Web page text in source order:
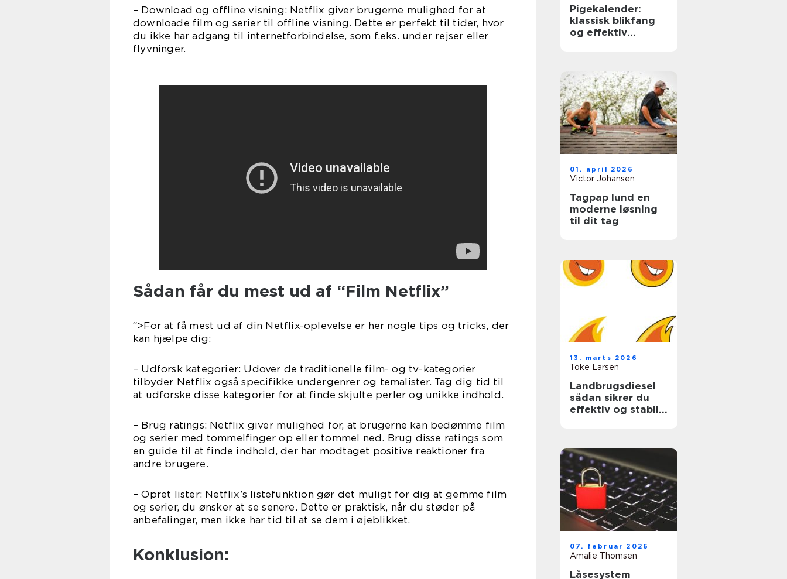
– Download og offline visning: Netflix giver brugerne mulighed for at
downloade film og serier til offline visning. Dette er perfekt til tider, hvor
du ikke har adgang til internetforbindelse, som f.eks. under rejser eller
flyvninger.
Sådan får du mest ud af “Film Netflix”
“>For at få mest ud af din Netflix-oplevelse er her nogle tips og tricks, der
kan hjælpe dig:
– Udforsk kategorier: Udover de traditionelle film- og tv-kategorier
tilbyder Netflix også specifikke undergenrer og temalister. Tag dig tid til
at udforske disse kategorier for at finde skjulte perler og unikke indhold.
– Brug ratings: Netflix giver mulighed for, at brugerne kan bedømme film
og serier med tommelfinger op eller tommel ned. Brug disse ratings som
en guide til at finde indhold, der har modtaget positive reaktioner fra
andre brugere.
– Opret lister: Netflix’s listefunktion gør det muligt for dig at gemme film
og serier, du ønsker at se senere. Dette er praktisk, når du støder på
anbefalinger, men ikke har tid til at se dem i øjeblikket.
Konklusion:
Pigekalender:
klassisk blikfang
og effektiv
01. april 2026
Victor Johansen
Tagpap lund en
moderne løsning
til dit tag
13. marts 2026
Toke Larsen
Landbrugsdiesel
sådan sikrer du
effektiv og stabil
07. februar 2026
Amalie Thomsen
Låsesystem